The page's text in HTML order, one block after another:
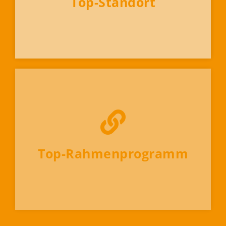
im industriellen Zentrum Deutschlands.
Top-Rahmenprogramm